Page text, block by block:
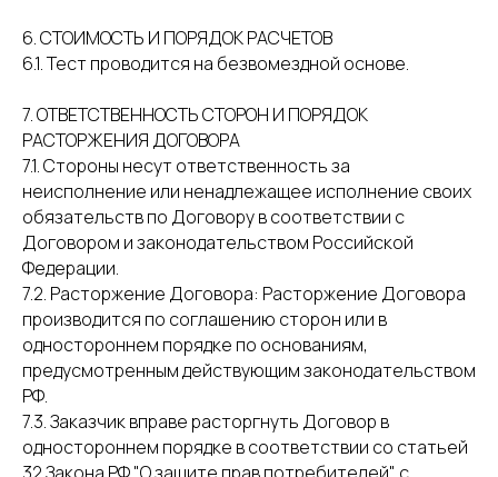
6. СТОИМОСТЬ И ПОРЯДОК РАСЧЕТОВ
6.1. Тест проводится на безвомездной основе.
7. ОТВЕТСТВЕННОСТЬ СТОРОН И ПОРЯДОК
РАСТОРЖЕНИЯ ДОГОВОРА
7.1. Стороны несут ответственность за
неисполнение или ненадлежащее исполнение своих
обязательств по Договору в соответствии с
Договором и законодательством Российской
Федерации.
7.2. Расторжение Договора: Расторжение Договора
производится по соглашению сторон или в
одностороннем порядке по основаниям,
предусмотренным действующим законодательством
РФ.
7.3. Заказчик вправе расторгнуть Договор в
одностороннем порядке в соответствии со статьей